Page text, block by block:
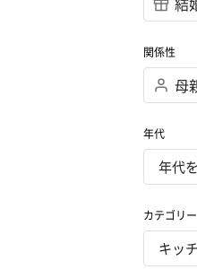
関係性
年代
カテゴリー